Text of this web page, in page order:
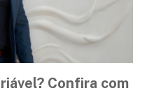
Confira com